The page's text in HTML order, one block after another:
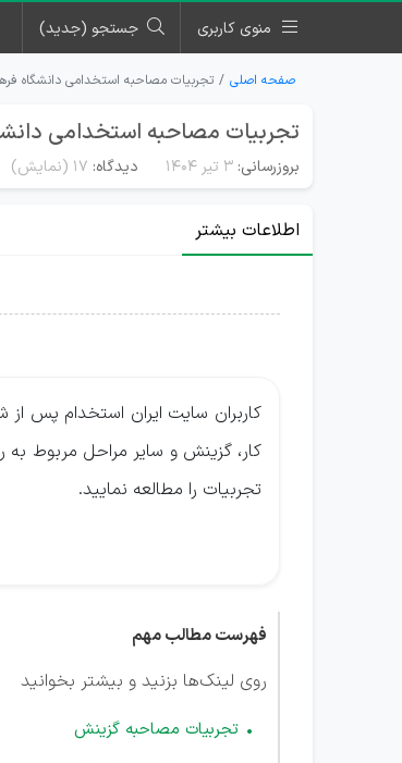
منوی کاربری جستجو (جدید)
صفحه اصلی تجربیات مصاحبه استخدامی دانشگاه
تجربیات مصاحبه استخدامی
بروزرسانی: ۳ تیر ۱۴۰۴ دیدگاه: 17 (نمایش)
اطلاعات بیشتر
کاربران سایت ایران استخدام پس
کار، گزینش و سایر مراحل مربوط
تجربیات را مطالعه نمایید.
فهرست مطالب مهم
روی لینک‌ها بزنید و بیشتر بخوانید
تجربیات مصاحبه گزینش